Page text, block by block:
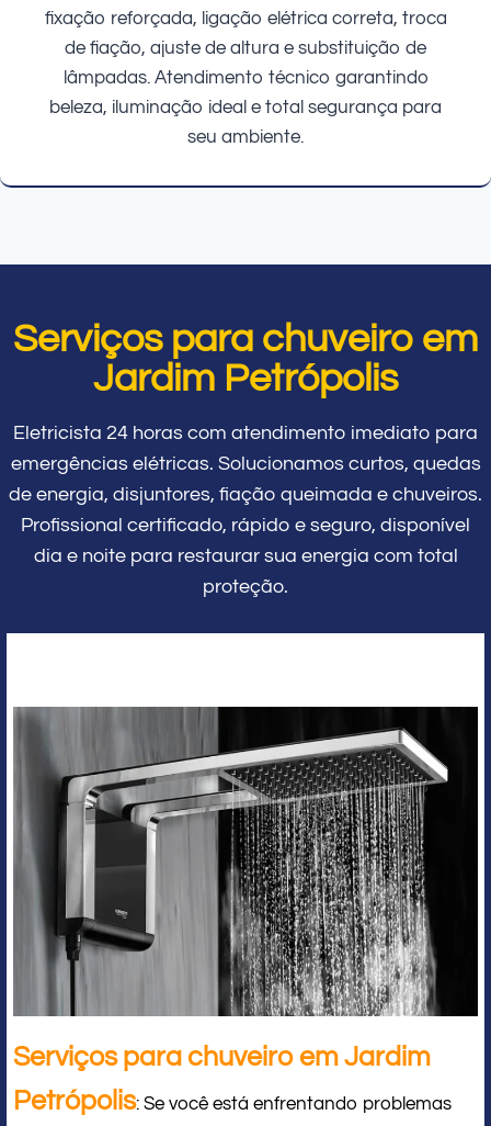
fixação reforçada, ligação elétrica correta, troca
de fiação, ajuste de altura e substituição de
lâmpadas. Atendimento técnico garantindo
beleza, iluminação ideal e total segurança para
seu ambiente.
Serviços para chuveiro em
Jardim Petrópolis
Eletricista 24 horas com atendimento imediato para
emergências elétricas. Solucionamos curtos, quedas
de energia, disjuntores, fiação queimada e chuveiros.
Profissional certificado, rápido e seguro, disponível
dia e noite para restaurar sua energia com total
proteção.
Serviços para chuveiro em Jardim
Petrópolis: Se você está enfrentando problemas